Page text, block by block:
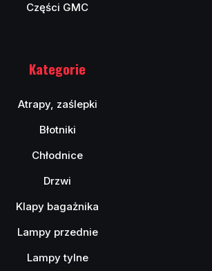
Części GMC
Kategorie
Atrapy, zaślepki
Błotniki
Chłodnice
Drzwi
Klapy bagażnika
Lampy przednie
Lampy tylne